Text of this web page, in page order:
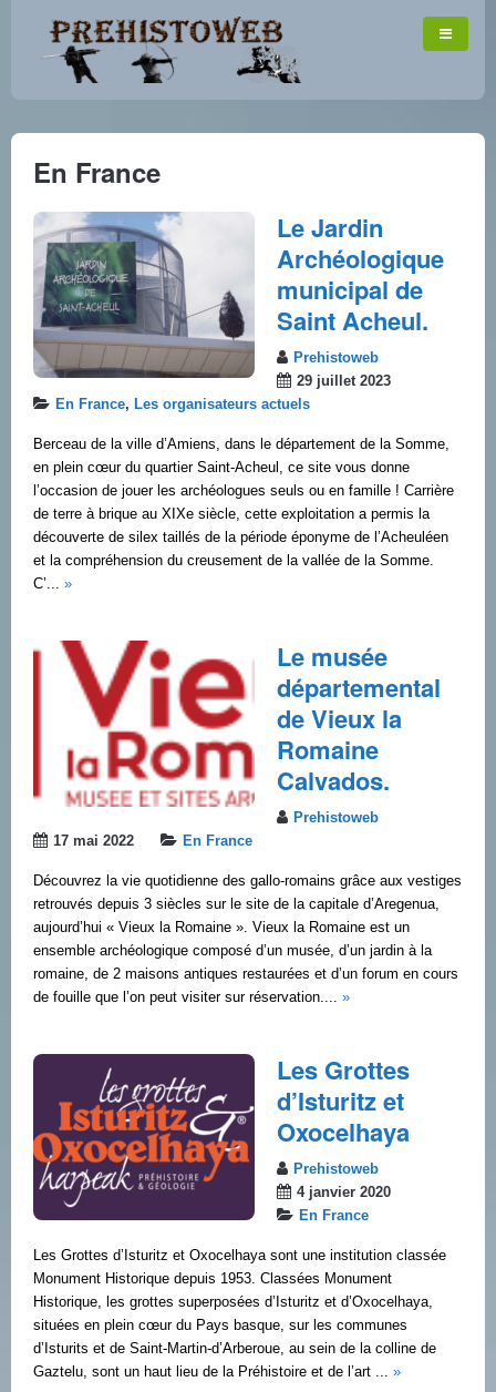
En France
Le Jardin
Archéologique
municipal de
Saint Acheul.
Prehistoweb
29 juillet 2023
En France, Les organisateurs actuels
Berceau de la ville d’Amiens, dans le département de la Somme,
en plein cœur du quartier Saint-Acheul, ce site vous donne
l’occasion de jouer les archéologues seuls ou en famille ! Carrière
de terre à brique au XIXe siècle, cette exploitation a permis la
découverte de silex taillés de la période éponyme de l’Acheuléen
et la compréhension du creusement de la vallée de la Somme.
C’... »
Le musée
départemental
de Vieux la
Romaine
Calvados.
Prehistoweb
17 mai 2022
En France
Découvrez la vie quotidienne des gallo-romains grâce aux vestiges
retrouvés depuis 3 siècles sur le site de la capitale d’Aregenua,
aujourd’hui « Vieux la Romaine ». Vieux la Romaine est un
ensemble archéologique composé d’un musée, d’un jardin à la
romaine, de 2 maisons antiques restaurées et d’un forum en cours
de fouille que l’on peut visiter sur réservation.... »
Les Grottes
d’Isturitz et
Oxocelhaya
Prehistoweb
4 janvier 2020
En France
Les Grottes d’Isturitz et Oxocelhaya sont une institution classée
Monument Historique depuis 1953. Classées Monument
Historique, les grottes superposées d’Isturitz et d’Oxocelhaya,
situées en plein cœur du Pays basque, sur les communes
d’Isturits et de Saint-Martin-d’Arberoue, au sein de la colline de
Gaztelu, sont un haut lieu de la Préhistoire et de l’art ... »